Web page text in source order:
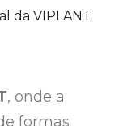
, onde a
formas